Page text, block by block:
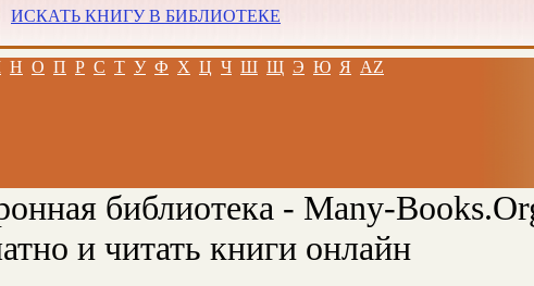
ИСКАТЬ КНИГУ В БИБЛИОТЕКЕ
Н О П Р С Т У Ф Х Ц Ч Ш Щ Э Ю Я AZ
библиотека - Many-
и читать книги онлайн